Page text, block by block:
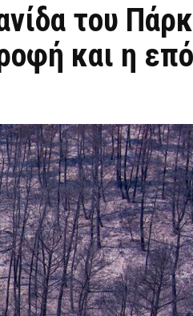
του
και η